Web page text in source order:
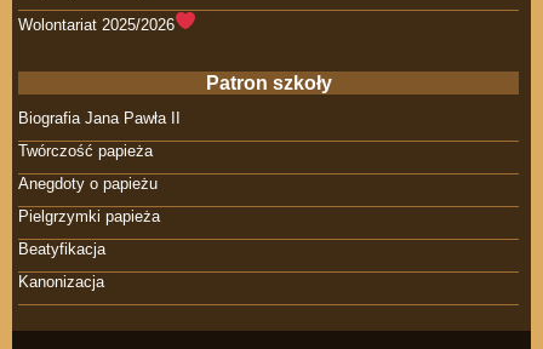
Wolontariat 2025/2026
Patron szkoły
Biografia Jana Pawła II
Twórczość papieża
Anegdoty o papieżu
Pielgrzymki papieża
Beatyfikacja
Kanonizacja